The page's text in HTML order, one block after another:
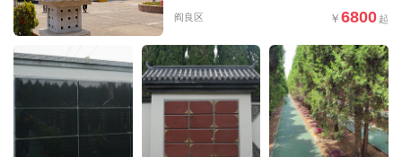
加突出绿色生态树葬陵园这一主题
阎良区 6800